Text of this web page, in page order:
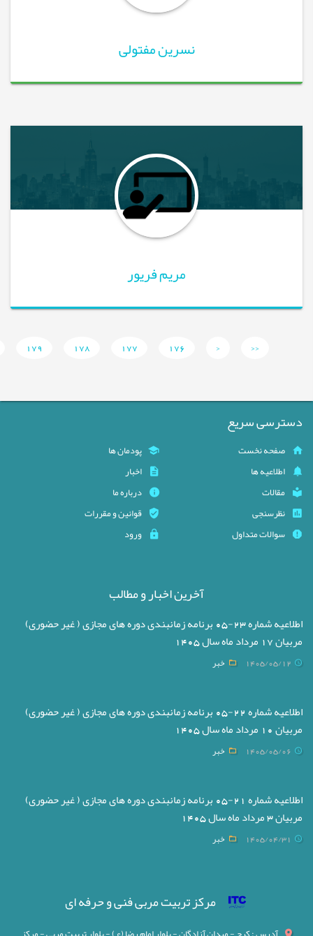
نسرین مفتولی
مریم فریور
<<
<
176
177
178
179
دسترسی سریع
صفحه نخست
پودمان ها
اطلاعیه ها
اخبار
مقالات
درباره ما
نظرسنجی
قوانین و مقررات
سوالات متداول
ورود
آخرین اخبار و مطالب
اطلاعیه شماره 23-05 برنامه زمانبندی دوره های مجازی ( غیر حضوری)
مربیان 17 مرداد ماه سال 1405
1405/05/12 خبر
اطلاعیه شماره 22-05 برنامه زمانبندی دوره های مجازی ( غیر حضوری)
مربیان 10 مرداد ماه سال 1405
1405/05/06 خبر
اطلاعیه شماره 21-05 برنامه زمانبندی دوره های مجازی ( غیر حضوری)
مربیان 3 مرداد ماه سال 1405
1405/04/31 خبر
مرکز تربیت مربی فنی و حرفه ای